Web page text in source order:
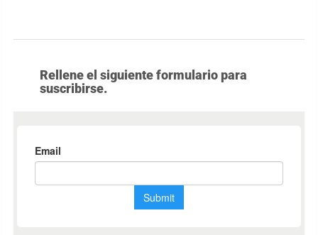
Rellene el siguiente formulario para
suscribirse.